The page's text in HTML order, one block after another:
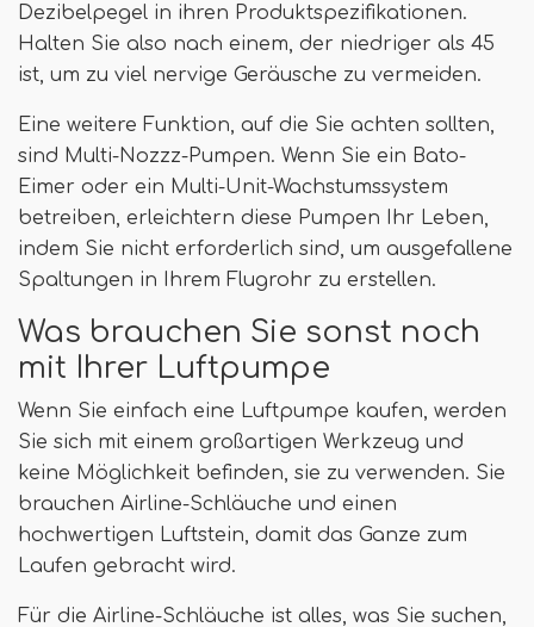
Dezibelpegel in ihren Produktspezifikationen.
Halten Sie also nach einem, der niedriger als 45
ist, um zu viel nervige Geräusche zu vermeiden.
Eine weitere Funktion, auf die Sie achten sollten,
sind Multi-Nozzz-Pumpen. Wenn Sie ein Bato-
Eimer oder ein Multi-Unit-Wachstumssystem
betreiben, erleichtern diese Pumpen Ihr Leben,
indem Sie nicht erforderlich sind, um ausgefallene
Spaltungen in Ihrem Flugrohr zu erstellen.
Was brauchen Sie sonst noch
mit Ihrer Luftpumpe
Wenn Sie einfach eine Luftpumpe kaufen, werden
Sie sich mit einem großartigen Werkzeug und
keine Möglichkeit befinden, sie zu verwenden. Sie
brauchen Airline-Schläuche und einen
hochwertigen Luftstein, damit das Ganze zum
Laufen gebracht wird.
Für die Airline-Schläuche ist alles, was Sie suchen,